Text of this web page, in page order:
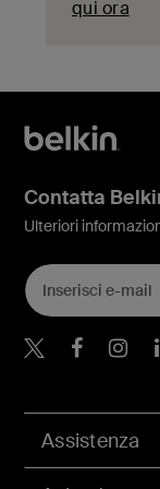
qui ora
Assistenza
Contatta
Ulteriori
Belkin